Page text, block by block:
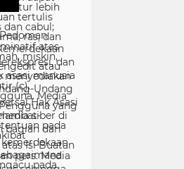
dan
asasi manusia
Undang
Hak Asasi
siber di
bagian dari
pers. Media